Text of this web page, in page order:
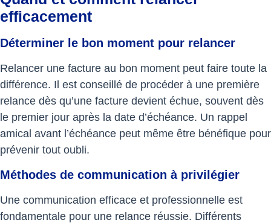
efficacement
Déterminer le bon moment pour relancer
Relancer une facture au bon moment peut faire toute la
différence. Il est conseillé de procéder à une première
relance dès qu’une facture devient échue, souvent dès
le premier jour après la date d’échéance. Un rappel
amical avant l’échéance peut même être bénéfique pour
prévenir tout oubli.
Méthodes de communication à privilégier
Une communication efficace et professionnelle est
fondamentale pour une relance réussie. Différents